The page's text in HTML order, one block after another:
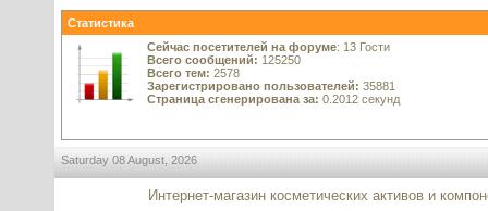
Статистика
Сейчас посетителей на форуме: 13 Гости
Всего сообщений: 125250
Всего тем: 2578
Зарегистрировано пользователей: 35881
Страница сгенерирована за: 0.2012 секунд
Saturday 08 August, 2026
Интернет-магазин косметических активов и